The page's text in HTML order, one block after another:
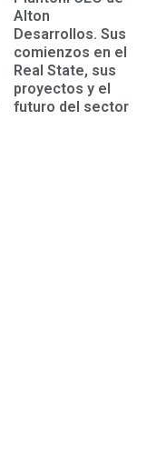
Alton
Desarrollos. Sus
comienzos en el
Real State, sus
proyectos y el
futuro del sector